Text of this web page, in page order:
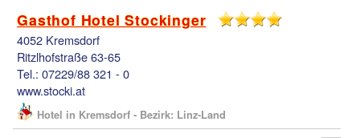
Gasthof Hotel Stockinger
4052 Kremsdorf
Ritzlhofstraße 63-65
Tel.: 07229/88 321 - 0
www.stocki.at
Hotel in Kremsdorf - Bezirk: Linz-Land